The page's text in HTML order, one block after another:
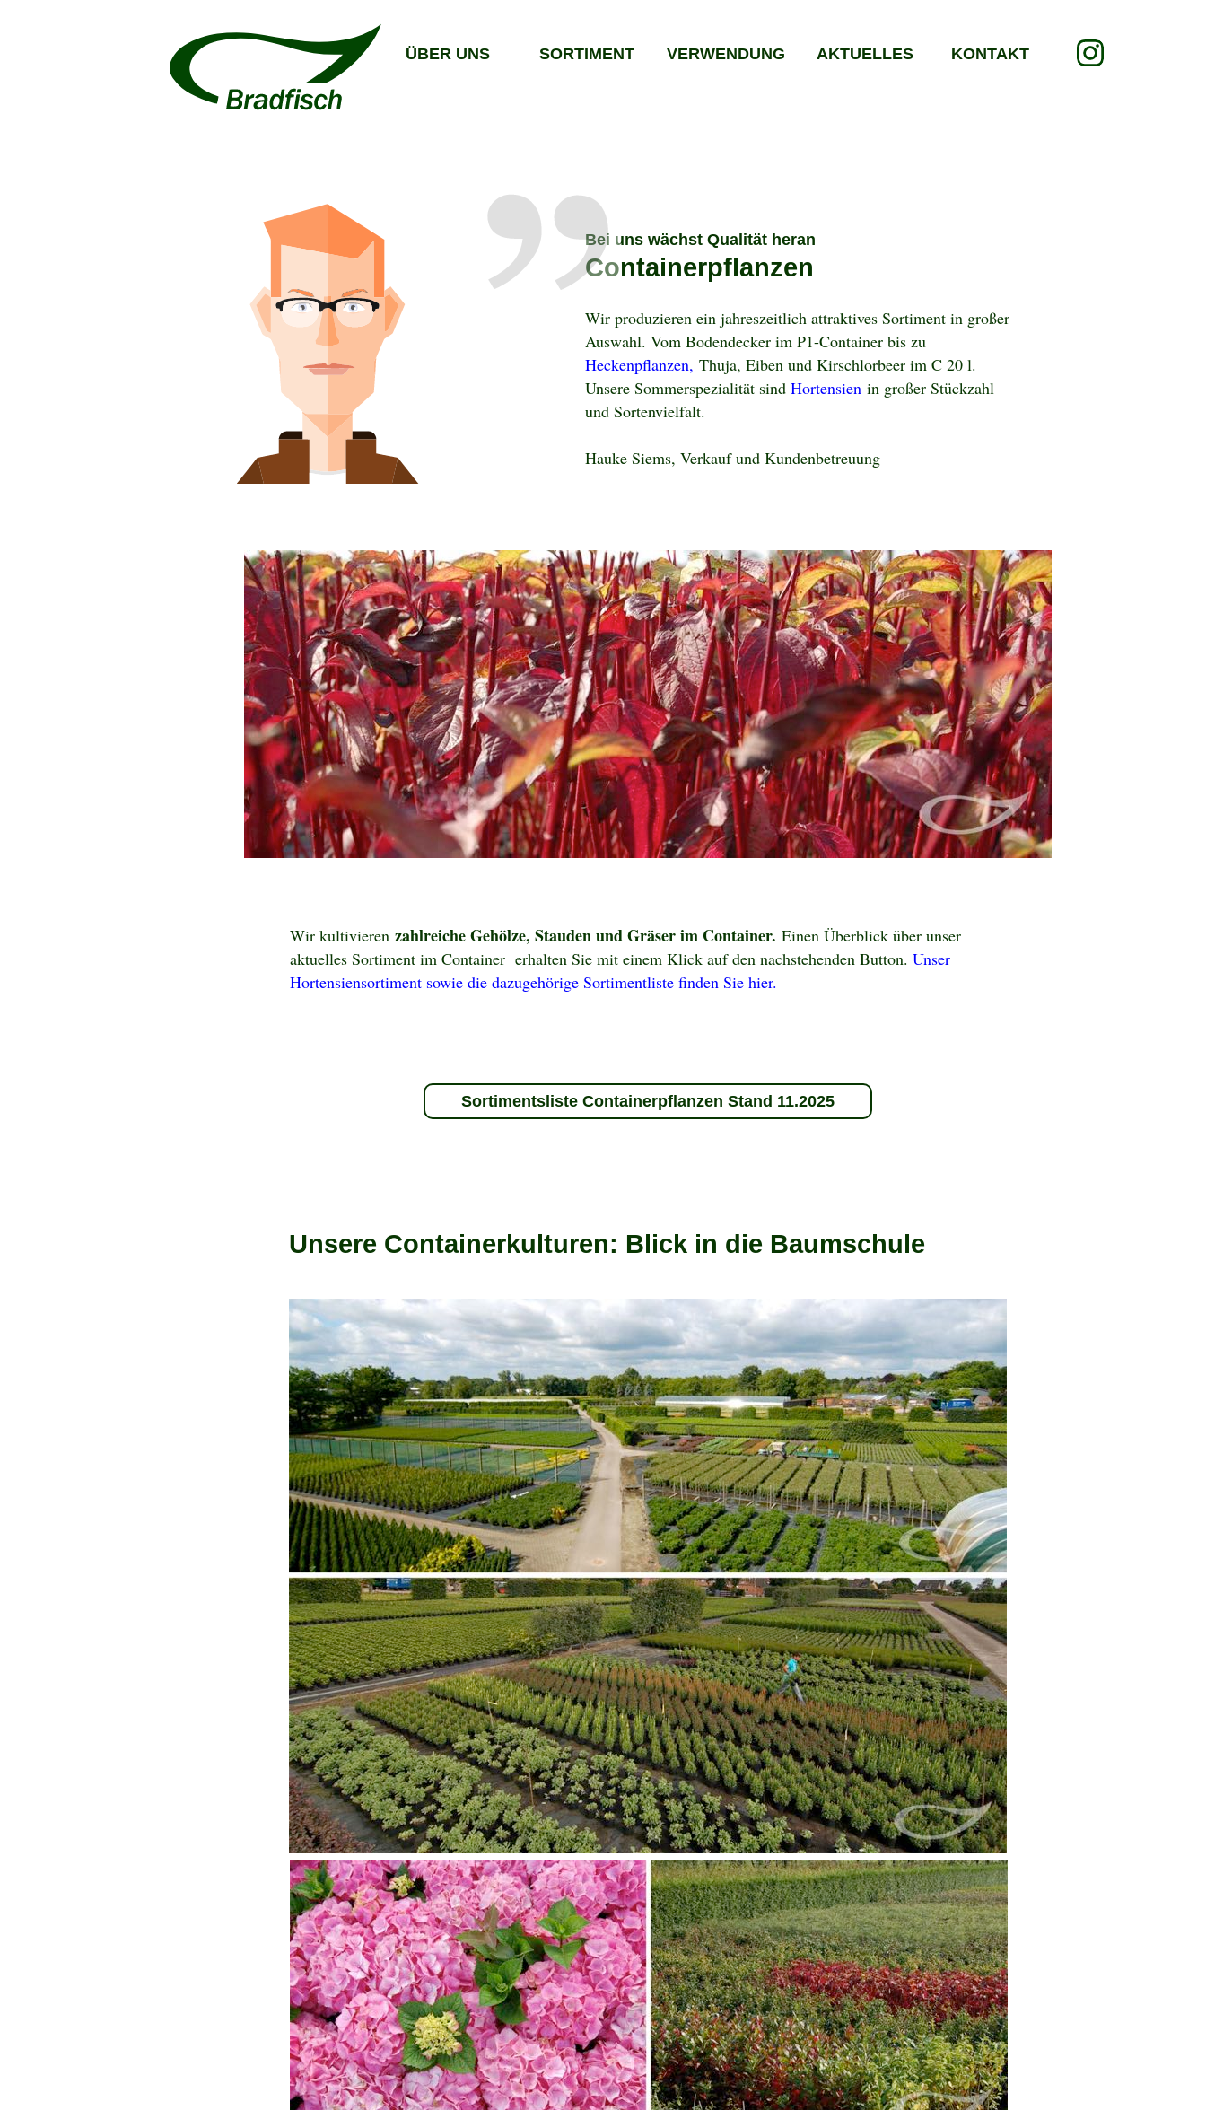
ÜBER UNS SORTIMENT VERWENDUNG AKTUELLES KONTAKT
Bei uns wächst Qualität heran
Containerpflanzen
Wir produzieren ein jahreszeitlich attraktives Sortiment in großer
Auswahl. Vom Bodendecker im P1-Container bis zu
Heckenpflanzen, Thuja, Eiben und Kirschlorbeer im C 20 l.
Unsere Sommerspezialität sind Hortensien in großer Stückzahl
und Sortenvielfalt.
Hauke Siems, Verkauf und Kundenbetreuung
Wir kultivieren zahlreiche Gehölze, Stauden und Gräser im Container. Einen Überblick über unser
aktuelles Sortiment im Container erhalten Sie mit einem Klick auf den nachstehenden Button. Unser
Hortensiensortiment sowie die dazugehörige Sortimentliste finden Sie hier.
Unsere Containerkulturen: Blick in die Baumschule
Sortimentsliste Containerpflanzen Stand 11.2025